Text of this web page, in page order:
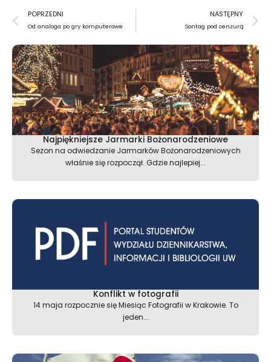
Prev
POPRZEDNI
Od analoga po gry komputerowe
NASTĘPNY
Sontag pod cenzurą
Najpiękniejsze Jarmarki Bożonarodzeniowe
Sezon na odwiedzanie Jarmarków Bożonarodzeniowych
właśnie się rozpoczął. Gdzie najlepiej...
Konflikt w fotografii
14 maja rozpocznie się Miesiąc Fotografii w Krakowie. To
jeden...